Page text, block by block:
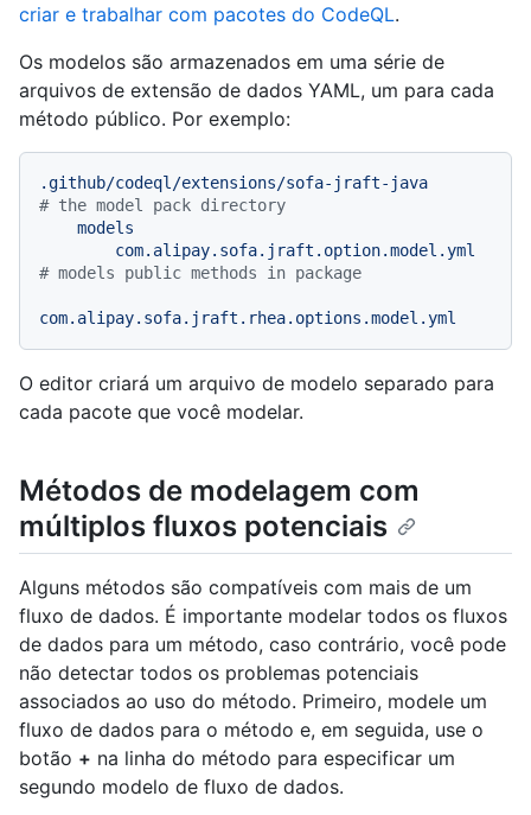
criar e trabalhar com pacotes do CodeQL.
Os modelos são armazenados em uma série de
arquivos de extensão de dados YAML, um para cada
método público. Por exemplo:
.github/codeql/extensions/sofa-jraft-java
# the model pack directory
models
com.alipay.sofa.jraft.option.model.yml
# models public methods in package
com.alipay.sofa.jraft.rhea.options.model.yml
O editor criará um arquivo de modelo separado para
cada pacote que você modelar.
Métodos de modelagem com
múltiplos fluxos potenciais
Alguns métodos são compatíveis com mais de um
fluxo de dados. É importante modelar todos os fluxos
de dados para um método, caso contrário, você pode
não detectar todos os problemas potenciais
associados ao uso do método. Primeiro, modele um
fluxo de dados para o método e, em seguida, use o
botão + na linha do método para especificar um
segundo modelo de fluxo de dados.